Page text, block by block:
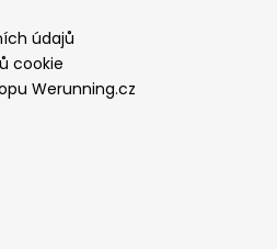
údajů
cookie
Werunning.cz